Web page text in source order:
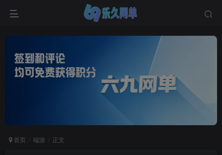
首页 端游 正文